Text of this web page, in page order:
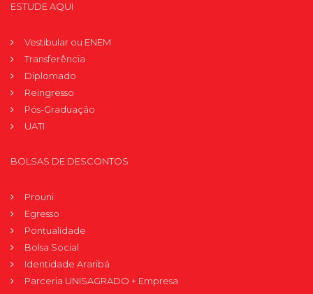
ESTUDE AQUI
Vestibular ou ENEM
Transferência
Diplomado
Reingresso
Pós-Graduação
UATI
BOLSAS DE DESCONTOS
Prouni
Egresso
Pontualidade
Bolsa Social
Identidade Araribá
Parceria UNISAGRADO + Empresa